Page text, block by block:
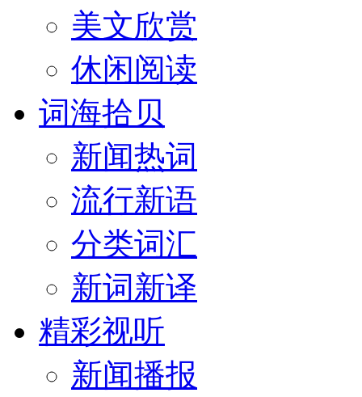
美文欣赏
休闲阅读
词海拾贝
新闻热词
流行新语
分类词汇
新词新译
精彩视听
新闻播报